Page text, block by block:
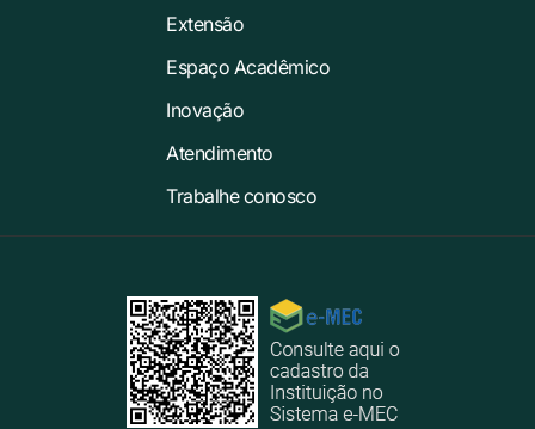
Extensão
Espaço Acadêmico
Inovação
Atendimento
Trabalhe conosco